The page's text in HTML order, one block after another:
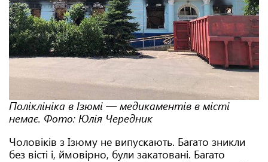
Поліклініка в Ізюмі — медикаментів в місті
немає. Фото: Юлія Чередник
Чоловіків з Ізюму не випускають. Багато зникли
без вісті і, ймовірно, були закатовані. Багато